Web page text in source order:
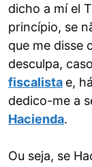
dicho a mí el
princípio, se
que me disse
desculpa,
fiscalista e,
dedico-me a
Hacienda.
Ou seja, se